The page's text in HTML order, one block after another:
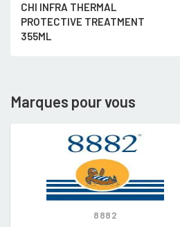
CHI INFRA THERMAL
PROTECTIVE TREATMENT
355ML
Marques pour vous
8882